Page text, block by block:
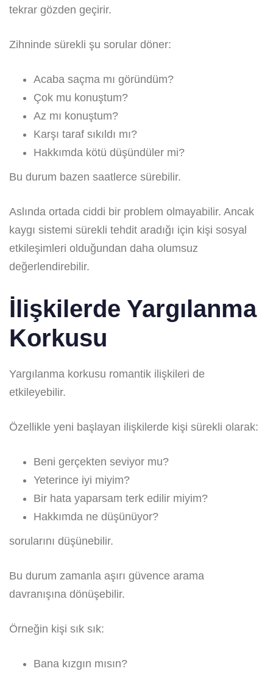
tekrar gözden geçirir.
Zihninde sürekli şu sorular döner:
Acaba saçma mı göründüm?
Çok mu konuştum?
Az mı konuştum?
Karşı taraf sıkıldı mı?
Hakkımda kötü düşündüler mi?
Bu durum bazen saatlerce sürebilir.
Aslında ortada ciddi bir problem olmayabilir. Ancak
kaygı sistemi sürekli tehdit aradığı için kişi sosyal
etkileşimleri olduğundan daha olumsuz
değerlendirebilir.
İlişkilerde Yargılanma
Korkusu
Yargılanma korkusu romantik ilişkileri de
etkileyebilir.
Özellikle yeni başlayan ilişkilerde kişi sürekli olarak:
Beni gerçekten seviyor mu?
Yeterince iyi miyim?
Bir hata yaparsam terk edilir miyim?
Hakkımda ne düşünüyor?
sorularını düşünebilir.
Bu durum zamanla aşırı güvence arama
davranışına dönüşebilir.
Örneğin kişi sık sık:
Bana kızgın mısın?